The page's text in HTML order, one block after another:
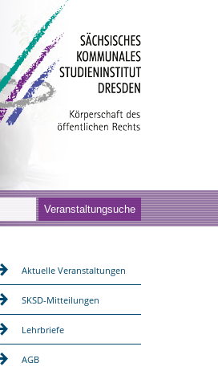
Aktuelle Veranstaltungen
SKSD-Mitteilungen
Lehrbriefe
AGB